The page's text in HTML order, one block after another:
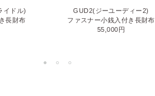
イドル)
長財布
GUD2(ジーユーディー2)
ファスナー小銭入付き長財布
55,000円